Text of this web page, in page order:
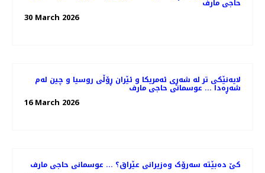
حاجی مارف
30 March 2026
لایەنێکی تر لە شەڕی ئەمریکا و ئێران ڕۆڵی روسیا و چین لەم
شەڕەدا ... عوسمانی حاجی مارف
16 March 2026
کێ دەبێتە سەرۆک وەزیرانی عێراق؟ ... عوسمانی حاجی مارف